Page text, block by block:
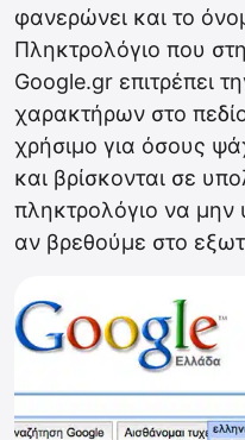
φανερώνει και το
Πληκτρολόγιο που
Google.gr επιτρέπει
χαρακτήρων στο
χρήσιμο για όσους
και βρίσκονται σε
πληκτρολόγιο να μην
αν βρεθούμε στο